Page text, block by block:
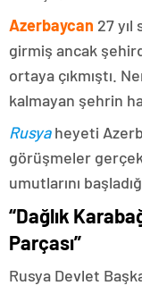
Azerbaycan 27
girmiş ancak
ortaya çıkmıştı.
kalmayan şehrin
Rusyaheyeti
görüşmeler
umutlarını
“Dağlık
Parçası”
Rusya Devlet